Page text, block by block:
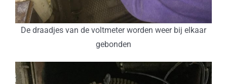
De draadjes van de voltmeter worden weer bij elkaar
gebonden